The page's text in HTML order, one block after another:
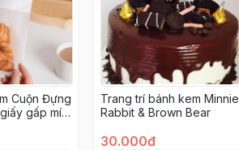
Cuộn Đựng
gấp mí
Trang trí bánh kem Minnie
Rabbit & Brown Bear
30.000đ